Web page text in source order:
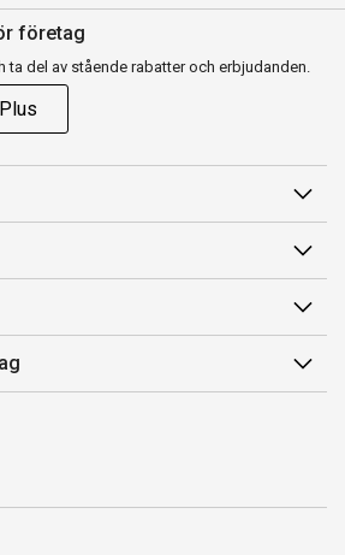
företag
ta del av stående rabatter och erbjudanden.
Plus